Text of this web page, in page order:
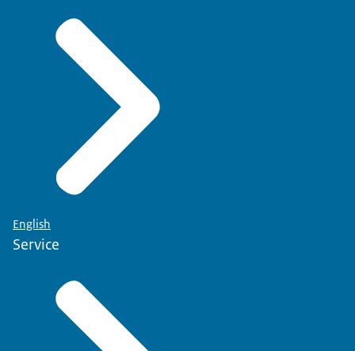
English
Service